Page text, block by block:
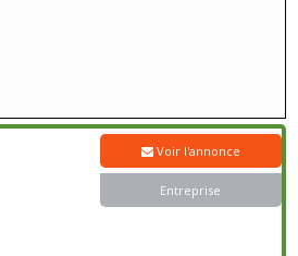
Voir l'annonce
Entreprise